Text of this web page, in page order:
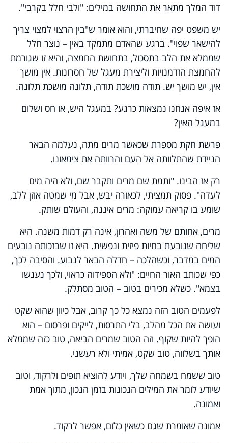
דוד המלך מתאר את התחושה במילים: "ולבי חלל בקרבי".
יש משפט יפה שחיברתי, והוא אומר ש"בין הרצוי למצוי צריך
להישאר שפוי". ברגע שהאדם מתמקד באין – נוצר חלל
שממלא את הלב בתסכול, בתחושת החמצה, והיא זו שגורמת
להחמצת הזדמנויות וליצירת מעגל של חסרונות. אין מושך
אין, יש מושך יש. תודה מושכת תודה, תלונה מושכת תלונה.
אז איפה אנחנו נמצאות כרגע? במעגל היש, או חס ושלום
במעגל האין?
פרשת חקת מספרת שכאשר מרים מתה, נעלמה הבאר
הניידת שהתלוותה אל העם והרוותה את צימאונו.
רק אז הבינו. "ותמת שם מרים ותקבר שם, ולא היה מים
לעדה". פסוק תמציתי, לכאורה יבש, אבל מי שמטה אוזן ללב,
שומע בו קריאה עמוקה: מרים איננה, והעולם שותק.
מרים, אחותם של משה ואהרון, אינה רק דמות משנה. היא
שליחה שנובעת בחיות פיזית ונפשית. היא זו שבזכותה נובעים
המים במדבר, וכשהלכה – חדלה הבאר לנבוע. והסיבה לכך,
כפי שכותב האור החיים: "ולא הספידוה כראוי, ולכך נענשו
בצמא". כשלא מכירים בטוב – הטוב מסתלק.
לפעמים הטוב הזה נמצא כל כך קרוב, אבל כיוון שהוא שקט
ועושה את הכל מהלב, בלי התרסות, לייקים ופרסום – הוא
הופך להיות שקוף. וזה הטוב שמרים הביאה, טוב כזה שממלא
אותך בשלווה, טוב שקט, אמיתי ולא רעשני.
טוב ששמח בשמחה שלך, ויודע להוציא תופים ולרקוד, וטוב
שיודע לומר את המילים הנכונות בזמן הנכון, מתוך אמת
ואמונה.
אמונה שאומרת שגם כשאין כלום, אפשר לרקוד.